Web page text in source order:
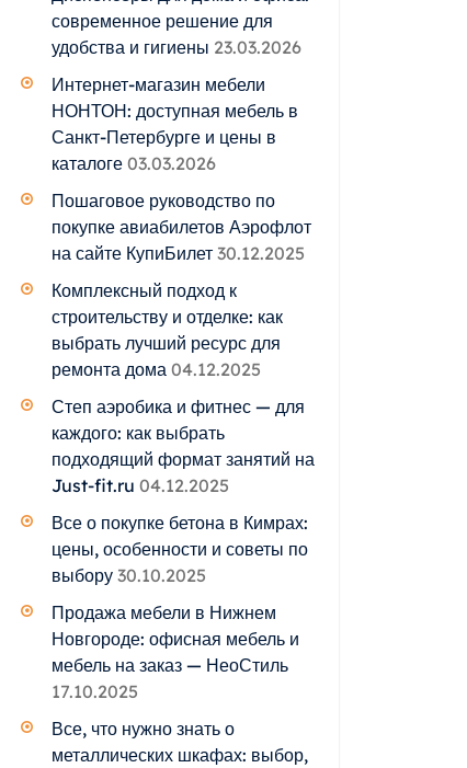
современное решение для
удобства и гигиены 23.03.2026
Интернет-магазин мебели
НОНТОН: доступная мебель в
Санкт-Петербурге и цены в
каталоге 03.03.2026
Пошаговое руководство по
покупке авиабилетов Аэрофлот
на сайте КупиБилет 30.12.2025
Комплексный подход к
строительству и отделке: как
выбрать лучший ресурс для
ремонта дома 04.12.2025
Степ аэробика и фитнес — для
каждого: как выбрать
подходящий формат занятий на
Just-fit.ru 04.12.2025
Все о покупке бетона в Кимрах:
цены, особенности и советы по
выбору 30.10.2025
Продажа мебели в Нижнем
Новгороде: офисная мебель и
мебель на заказ — НеоСтиль
17.10.2025
Все, что нужно знать о
металлических шкафах: выбор,